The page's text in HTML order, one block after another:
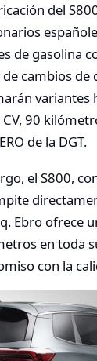
del
de gasolina
de cambios
variantes
90
de la DGT.
el S800,
Ebro ofrece
en toda
con la